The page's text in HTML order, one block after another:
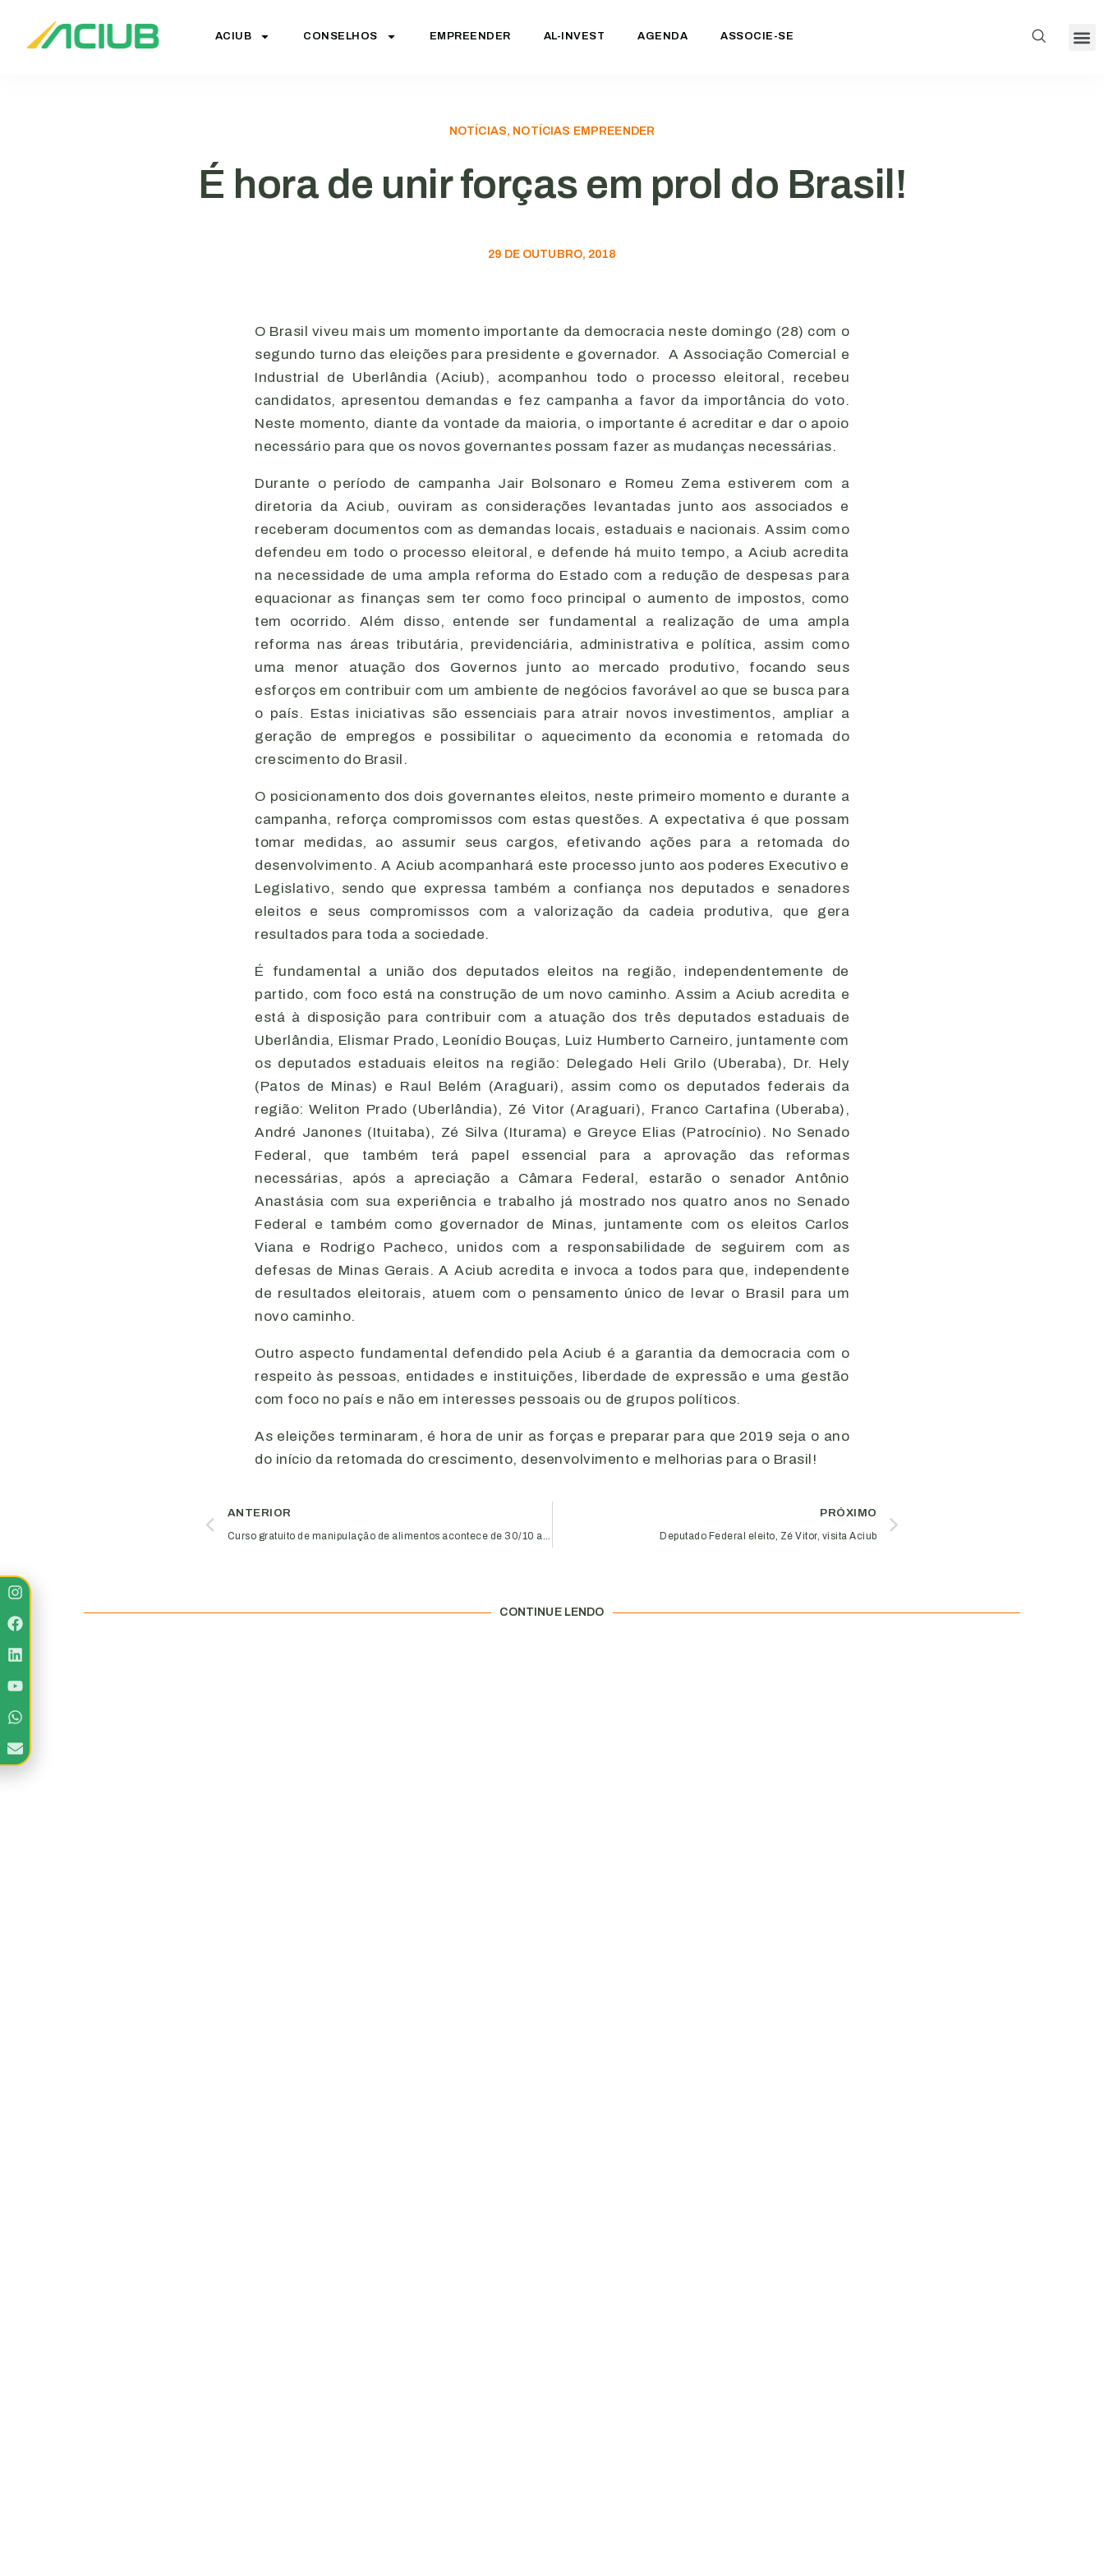
ACIUB CONSELHOS EMPREENDER AL-INVEST AGENDA ASSOCIE-SE
NOTÍCIAS, NOTÍCIAS EMPREENDER
É hora de unir forças em prol do Brasil!
29 DE OUTUBRO, 2018
O Brasil viveu mais um momento importante da democracia neste domingo (28) com o
segundo turno das eleições para presidente e governador. A Associação Comercial e
Industrial de Uberlândia (Aciub), acompanhou todo o processo eleitoral, recebeu
candidatos, apresentou demandas e fez campanha a favor da importância do voto.
Neste momento, diante da vontade da maioria, o importante é acreditar e dar o apoio
necessário para que os novos governantes possam fazer as mudanças necessárias.
Durante o período de campanha Jair Bolsonaro e Romeu Zema estiverem com a
diretoria da Aciub, ouviram as considerações levantadas junto aos associados e
receberam documentos com as demandas locais, estaduais e nacionais. Assim como
defendeu em todo o processo eleitoral, e defende há muito tempo, a Aciub acredita
na necessidade de uma ampla reforma do Estado com a redução de despesas para
equacionar as finanças sem ter como foco principal o aumento de impostos, como
tem ocorrido. Além disso, entende ser fundamental a realização de uma ampla
reforma nas áreas tributária, previdenciária, administrativa e política, assim como
uma menor atuação dos Governos junto ao mercado produtivo, focando seus
esforços em contribuir com um ambiente de negócios favorável ao que se busca para
o país. Estas iniciativas são essenciais para atrair novos investimentos, ampliar a
geração de empregos e possibilitar o aquecimento da economia e retomada do
crescimento do Brasil.
O posicionamento dos dois governantes eleitos, neste primeiro momento e durante a
campanha, reforça compromissos com estas questões. A expectativa é que possam
tomar medidas, ao assumir seus cargos, efetivando ações para a retomada do
desenvolvimento. A Aciub acompanhará este processo junto aos poderes Executivo e
Legislativo, sendo que expressa também a confiança nos deputados e senadores
eleitos e seus compromissos com a valorização da cadeia produtiva, que gera
resultados para toda a sociedade.
É fundamental a união dos deputados eleitos na região, independentemente de
partido, com foco está na construção de um novo caminho. Assim a Aciub acredita e
está à disposição para contribuir com a atuação dos três deputados estaduais de
Uberlândia, Elismar Prado, Leonídio Bouças, Luiz Humberto Carneiro, juntamente com
os deputados estaduais eleitos na região: Delegado Heli Grilo (Uberaba), Dr. Hely
(Patos de Minas) e Raul Belém (Araguari), assim como os deputados federais da
região: Weliton Prado (Uberlândia), Zé Vitor (Araguari), Franco Cartafina (Uberaba),
André Janones (Ituitaba), Zé Silva (Iturama) e Greyce Elias (Patrocínio). No Senado
Federal, que também terá papel essencial para a aprovação das reformas
necessárias, após a apreciação a Câmara Federal, estarão o senador Antônio
Anastásia com sua experiência e trabalho já mostrado nos quatro anos no Senado
Federal e também como governador de Minas, juntamente com os eleitos Carlos
Viana e Rodrigo Pacheco, unidos com a responsabilidade de seguirem com as
defesas de Minas Gerais. A Aciub acredita e invoca a todos para que, independente
de resultados eleitorais, atuem com o pensamento único de levar o Brasil para um
novo caminho.
Outro aspecto fundamental defendido pela Aciub é a garantia da democracia com o
respeito às pessoas, entidades e instituições, liberdade de expressão e uma gestão
com foco no país e não em interesses pessoais ou de grupos políticos.
As eleições terminaram, é hora de unir as forças e preparar para que 2019 seja o ano
do início da retomada do crescimento, desenvolvimento e melhorias para o Brasil!
ANTERIOR PRÓXIMO
Deputado Federal eleito, Zé Vitor, visita Aciub
CONTINUE LENDO